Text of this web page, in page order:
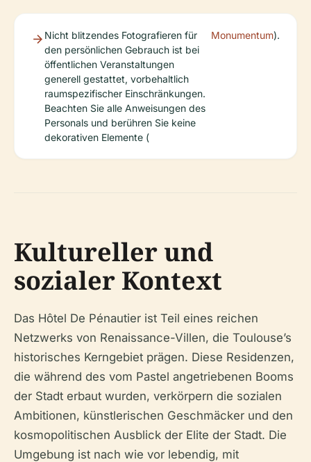
Nicht blitzendes Fotografieren für
den persönlichen Gebrauch ist bei
öffentlichen Veranstaltungen
generell gestattet, vorbehaltlich
raumspezifischer Einschränkungen.
Beachten Sie alle Anweisungen des
Personals und berühren Sie keine
dekorativen Elemente (
Monumentum).
Kultureller und
sozialer Kontext
Das Hôtel De Pénautier ist Teil eines reichen
Netzwerks von Renaissance-Villen, die Toulouse’s
historisches Kerngebiet prägen. Diese Residenzen,
die während des vom Pastel angetriebenen Booms
der Stadt erbaut wurden, verkörpern die sozialen
Ambitionen, künstlerischen Geschmäcker und den
kosmopolitischen Ausblick der Elite der Stadt. Die
Umgebung ist nach wie vor lebendig, mit